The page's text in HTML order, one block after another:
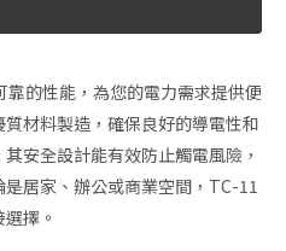
的性能，為您的電力需求提供便
材料製造，確保良好的導電性和
安全設計能有效防止觸電風險，
居家、辦公或商業空間，TC-11
擇。